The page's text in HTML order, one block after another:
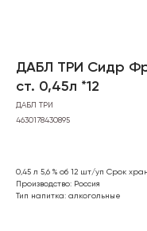
ДАБЛ ТРИ Сидр
ст. 0,45л *12
ДАБЛ ТРИ
4630178430895
0,45 л 5,6 % об 12 шт/уп Срок
Производство: Россия
Тип напитка: алкогольные